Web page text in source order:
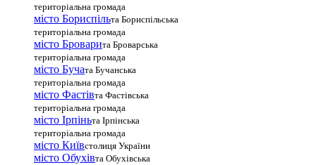
територіальна громада
місто Бориспільта Бориспільська
територіальна громада
місто Броварита Броварська
територіальна громада
місто Бучата Бучанська
територіальна громада
місто Фастівта Фастівська
територіальна громада
місто Ірпіньта Ірпінська
територіальна громада
місто Київстолиця України
місто Обухівта Обухівська